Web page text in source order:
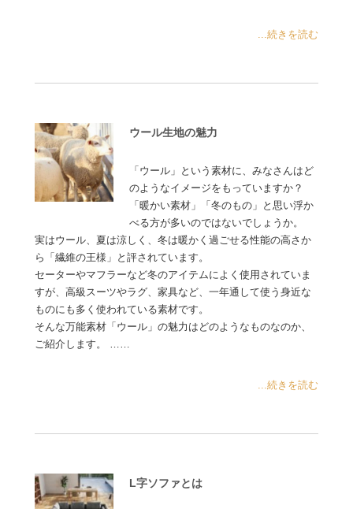
...続きを読む
ウール生地の魅力
「ウール」という素材に、みなさんはど
のようなイメージをもっていますか？
「暖かい素材」「冬のもの」と思い浮か
べる方が多いのではないでしょうか。
実はウール、夏は涼しく、冬は暖かく過ごせる性能の高さか
ら「繊維の王様」と評されています。
セーターやマフラーなど冬のアイテムによく使用されていま
すが、高級スーツやラグ、家具など、一年通して使う身近な
ものにも多く使われている素材です。
そんな万能素材「ウール」の魅力はどのようなものなのか、
ご紹介します。 ……
...続きを読む
L字ソファとは